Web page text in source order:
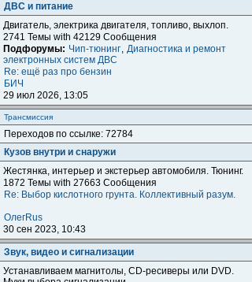
ДВС и питание
Двигатель, электрика двигателя, топливо, выхлоп.
2741 Темы with 42129 Сообщения
Подфорумы: Чип-тюнинг, Диагностика и ремонт
электронных систем ДВС
Re: ещё раз про бензин
БИЧ
29 июл 2026, 13:05
Трансмиссия
Переходов по ссылке: 72784
Кузов внутри и снаружи
Жестянка, интерьер и экстерьер автомобиля. Тюнинг.
1872 Темы with 27663 Сообщения
Re: Выбор кислотного грунта. Коллективный разум.
ОлегRus
30 сен 2023, 10:43
Звук, видео и сигнализации
Устанавливаем магнитолы, CD-ресиверы или DVD.